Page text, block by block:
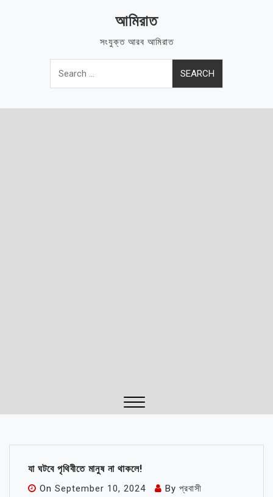
আমিরাত
সংযুক্ত আরব আমিরাত
Search
for:
যা ঘটবে পৃথিবীতে মানুষ না থাকলে!
On September 10, 2024 By প্রবাসী